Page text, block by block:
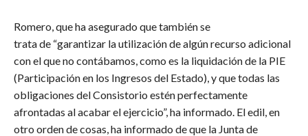
​Romero, que ha asegurado que también se
trata de “garantizar la utilización de algún recurso adicional
con el que no contábamos, como es la liquidación de la PIE
(Participación en los Ingresos del Estado), y que todas las
obligaciones del Consistorio estén perfectamente
afrontadas al acabar el ejercicio”, ha informado. El edil, en
otro orden de cosas, ha informado de que la Junta de